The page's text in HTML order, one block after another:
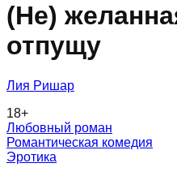
(Не)
отпущу
Лия Ришар
18+
Любовный роман
Романтическая комедия
Эротика